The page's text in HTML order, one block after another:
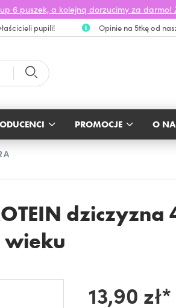
6 puszek, a kolejną dorzucimy za darmo!
pupili! Opinie na 5tkę od
PROMOCJE O
dziczyzna
13,90 zł*